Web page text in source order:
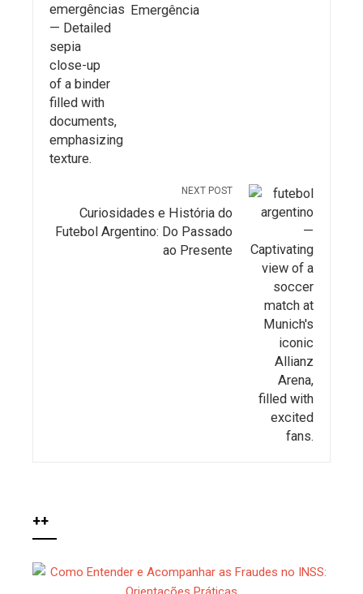
Emergência
NEXT POST
Curiosidades e História do
Futebol Argentino: Do Passado
ao Presente
++